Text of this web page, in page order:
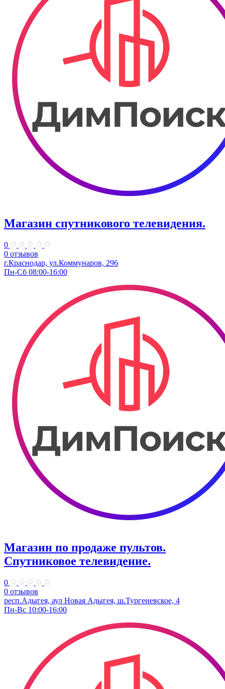
Магазин спутникового телевидения.
0
0 отзывов
г.Краснодар, ул.Коммунаров, 296
Пн-Сб 08:00-16:00
Магазин по продаже пультов.
Спутниковое телевидение.
0
0 отзывов
респ.Адыгея, аул Новая Адыгея, ш.Тургеневское, 4
Пн-Вс 10:00-16:00